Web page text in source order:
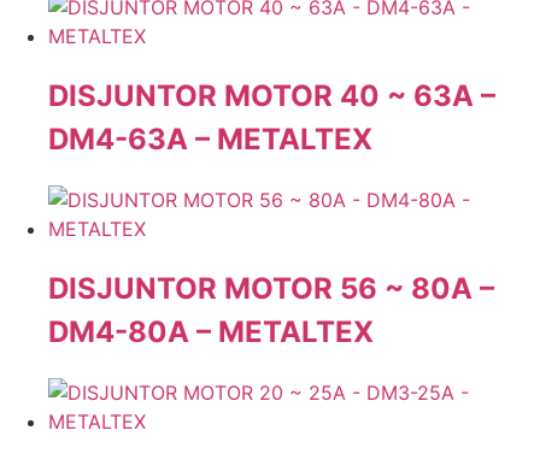
DISJUNTOR MOTOR 40 ~ 63A –
DM4-63A – METALTEX
DISJUNTOR MOTOR 56 ~ 80A –
DM4-80A – METALTEX